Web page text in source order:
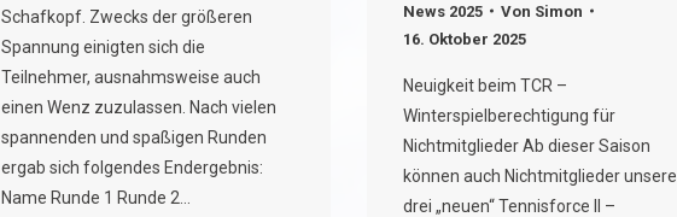
Schafkopf. Zwecks der größeren
Spannung einigten sich die
Teilnehmer, ausnahmsweise auch
einen Wenz zuzulassen. Nach vielen
spannenden und spaßigen Runden
ergab sich folgendes Endergebnis:
Name Runde 1 Runde 2…
News 2025 Von Simon
16. Oktober 2025
Neuigkeit beim TCR –
Winterspielberechtigung für
Nichtmitglieder Ab dieser Saison
können auch Nichtmitglieder unsere
drei „neuen“ Tennisforce II –